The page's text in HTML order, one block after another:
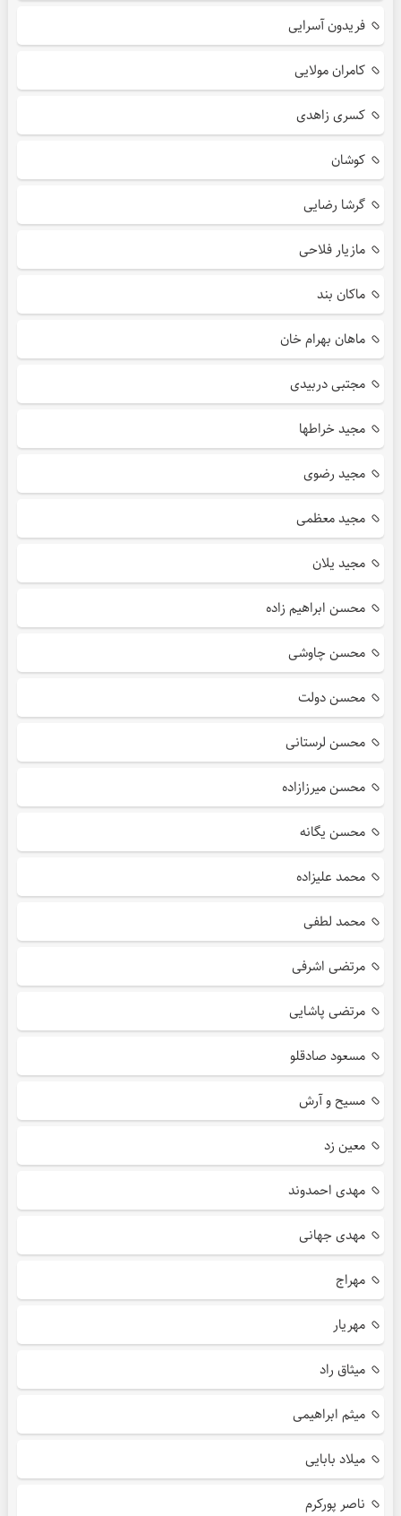
فریدون آسرایی
کامران مولایی
کسری زاهدی
کوشان
گرشا رضایی
مازیار فلاحی
ماکان بند
ماهان بهرام خان
مجتبی دربیدی
مجید خراطها
مجید رضوی
مجید معظمی
مجید یلان
محسن ابراهیم زاده
محسن چاوشی
محسن دولت
محسن لرستانی
محسن میرزازاده
محسن یگانه
محمد علیزاده
محمد لطفی
مرتضی اشرفی
مرتضی پاشایی
مسعود صادقلو
مسیح و آرش
معین زد
مهدی احمدوند
مهدی جهانی
مهراج
مهریار
میثاق راد
میثم ابراهیمی
میلاد بابایی
ناصر پورکرم